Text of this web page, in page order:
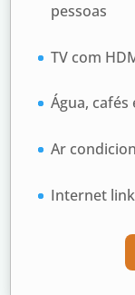
pessoas
TV com
Água, cafés
Ar
Internet